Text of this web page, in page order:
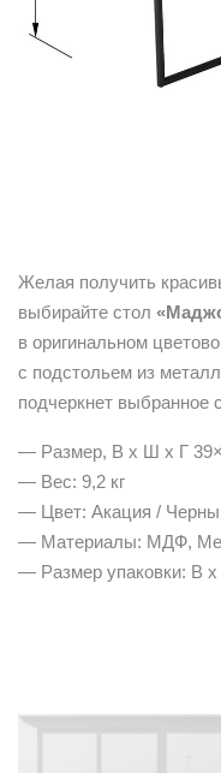
Желая получить
выбирайте стол
в оригинальном
с подстольем из
подчеркнет
— Размер, В х Ш х Г
— Вес: 9,2 кг
— Цвет: Акация /
— Материалы: МДФ,
— Размер упаковки: В